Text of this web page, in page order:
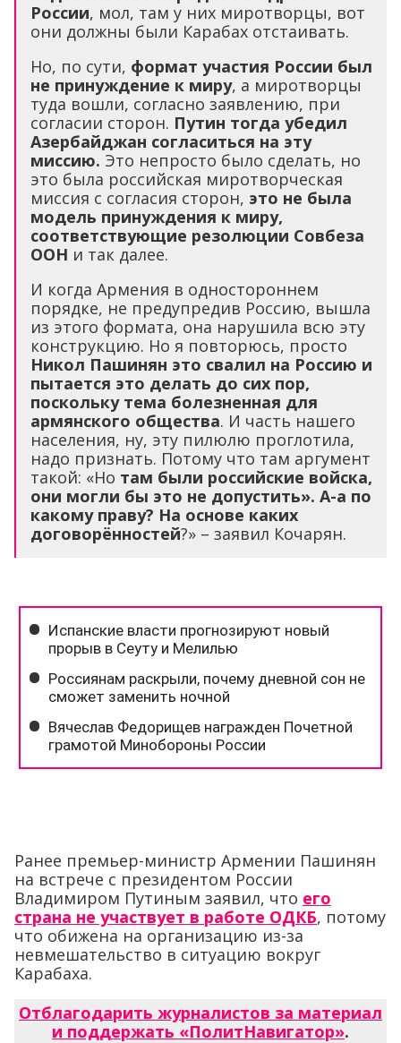
России, мол, там у них миротворцы, вот
они должны были Карабах отстаивать.
Но, по сути, формат участия России был
не принуждение к миру, а миротворцы
туда вошли, согласно заявлению, при
согласии сторон. Путин тогда убедил
Азербайджан согласиться на эту
миссию. Это непросто было сделать, но
это была российская миротворческая
миссия с согласия сторон, это не была
модель принуждения к миру,
соответствующие резолюции Совбеза
ООН и так далее.
И когда Армения в одностороннем
порядке, не предупредив Россию, вышла
из этого формата, она нарушила всю эту
конструкцию. Но я повторюсь, просто
Никол Пашинян это свалил на Россию и
пытается это делать до сих пор,
поскольку тема болезненная для
армянского общества. И часть нашего
населения, ну, эту пилюлю проглотила,
надо признать. Потому что там аргумент
такой: «Но там были российские войска,
они могли бы это не допустить». А-а по
какому праву? На основе каких
договорённостей?» – заявил Кочарян.
Ранее премьер-министр Армении Пашинян
на встрече с президентом России
Владимиром Путиным заявил, что его
страна не участвует в работе ОДКБ, потому
что обижена на организацию из-за
невмешательство в ситуацию вокруг
Карабаха.
Отблагодарить журналистов за материал
и поддержать «ПолитНавигатор».